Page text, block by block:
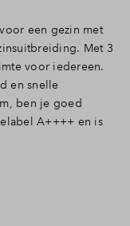
een gezin met
Met 3
voor iedereen.
en snelle
ben je goed
A++++ en is